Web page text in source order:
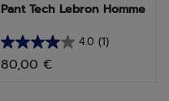
Pant Tech Lebron Homme
4.0 (1)
4.0
sur
80,00 €